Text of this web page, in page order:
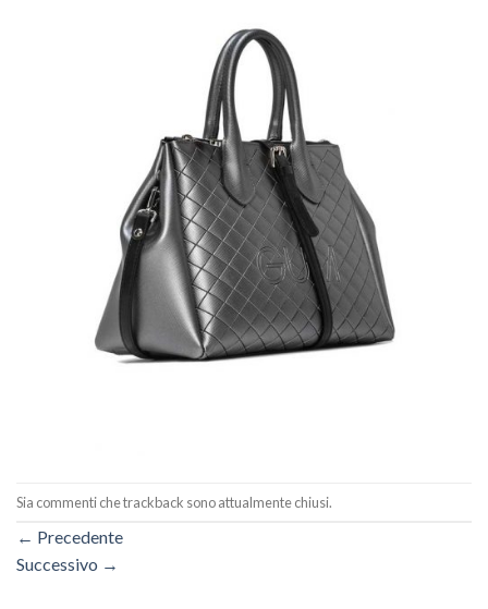
Sia commenti che trackback sono attualmente chiusi.
← Precedente
Successivo →